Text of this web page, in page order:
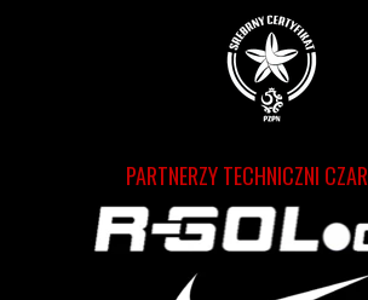
PARTNERZY TECHNICZNI